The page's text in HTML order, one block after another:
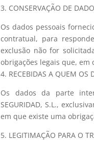
3. CONSERVAÇÃO DE
Os dados pessoais
contratual, para
exclusão não for
obrigações legais que, em
4. RECEBIDAS A QUEM OS
Os dados da parte
SEGURIDAD, S.L.,
em que existe uma
5. LEGITIMAÇÃO PARA O